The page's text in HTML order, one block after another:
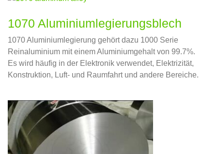
1070 Aluminiumlegierungsblech
1070 Aluminiumlegierung gehört dazu 1000 Serie
Reinaluminium mit einem Aluminiumgehalt von 99.7%.
Es wird häufig in der Elektronik verwendet, Elektrizität,
Konstruktion, Luft- und Raumfahrt und andere Bereiche.